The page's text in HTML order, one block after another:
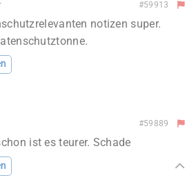
#59913
notizen super.
#59889
ist es teurer. Schade